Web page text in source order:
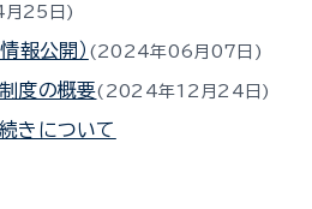
25日
報公開） 2024年06月07日
度の概要 2024年12月24日
きについて